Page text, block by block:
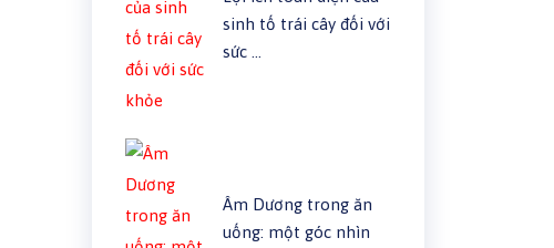
sinh tố trái cây đối với
sức …
Âm Dương trong ăn
uống: một góc nhìn